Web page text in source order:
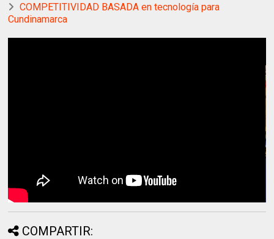
COMPETITIVIDAD BASADA en tecnología para
Cundinamarca
COMPARTIR: